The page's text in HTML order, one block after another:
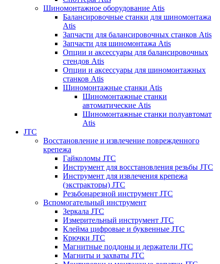
Шиномонтажное оборудование Atis
Балансировочные станки для шиномонтажа
Atis
Запчасти для балансировочных станков Atis
Запчасти для шиномонтажа Atis
Опции и аксессуары для балансировочных
стендов Atis
Опции и аксессуары для шиномонтажных
станков Atis
Шиномонтажные станки Atis
Шиномонтажные станки
автоматические Atis
Шиномонтажные станки полуавтомат
Atis
JTC
Восстановление и извлечение поврежденного
крепежа
Гайколомы JTC
Инструмент для восстановления резьбы JTC
Инструмент для извлечения крепежа
(экстракторы) JTC
Резьбонарезной инструмент JTC
Вспомогательный инструмент
Зеркала JTC
Измерительный инструмент JTC
Клейма цифровые и буквенные JTC
Крючки JTC
Магнитные поддоны и держатели JTC
Магниты и захваты JTC